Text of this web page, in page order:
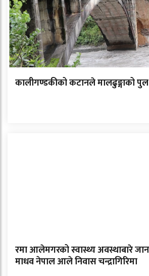
कालीगण्डकीको कटानले मालढुङ्गाको
रमा आलेमगरको स्वास्थ्य अवस्थाबारे
माधव नेपाल आले निवास चन्द्रागिरिमा